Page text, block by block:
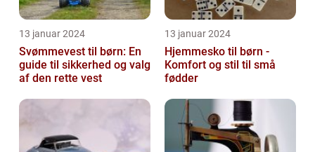
13 januar 2024
Svømmevest til børn: En
guide til sikkerhed og valg
af den rette vest
13 januar 2024
Hjemmesko til børn -
Komfort og stil til små
fødder